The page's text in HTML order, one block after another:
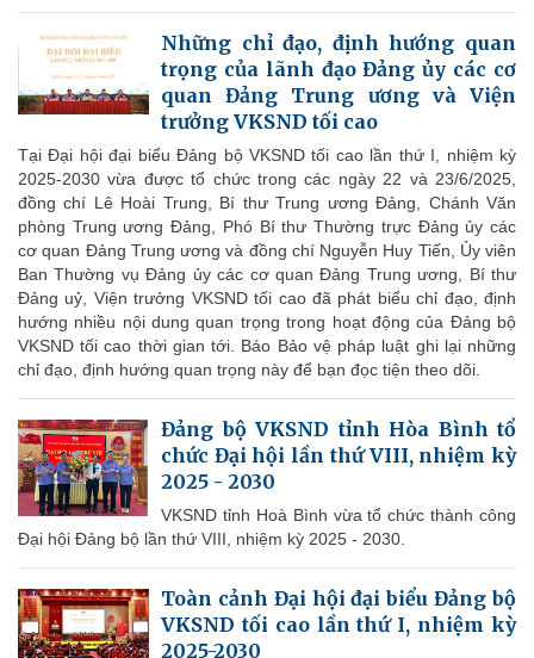
Những chỉ đạo, định hướng quan
trọng của lãnh đạo Đảng ủy các cơ
quan Đảng Trung ương và Viện
trưởng VKSND tối cao
Tại Đại hội đại biểu Đảng bộ VKSND tối cao lần thứ I, nhiệm kỳ
2025-2030 vừa được tổ chức trong các ngày 22 và 23/6/2025,
đồng chí Lê Hoài Trung, Bí thư Trung ương Đảng, Chánh Văn
phòng Trung ương Đảng, Phó Bí thư Thường trực Đảng ủy các
cơ quan Đảng Trung ương và đồng chí Nguyễn Huy Tiến, Ủy viên
Ban Thường vụ Đảng ủy các cơ quan Đảng Trung ương, Bí thư
Đảng uỷ, Viện trưởng VKSND tối cao đã phát biểu chỉ đạo, định
hướng nhiều nội dung quan trọng trong hoạt động của Đảng bộ
VKSND tối cao thời gian tới. Báo Bảo vệ pháp luật ghi lại những
chỉ đạo, định hướng quan trọng này để bạn đọc tiện theo dõi.
Đảng bộ VKSND tỉnh Hòa Bình tổ
chức Đại hội lần thứ VIII, nhiệm kỳ
2025 - 2030
VKSND tỉnh Hoà Bình vừa tổ chức thành công
Đại hội Đảng bộ lần thứ VIII, nhiệm kỳ 2025 - 2030.
Toàn cảnh Đại hội đại biểu Đảng bộ
VKSND tối cao lần thứ I, nhiệm kỳ
2025-2030